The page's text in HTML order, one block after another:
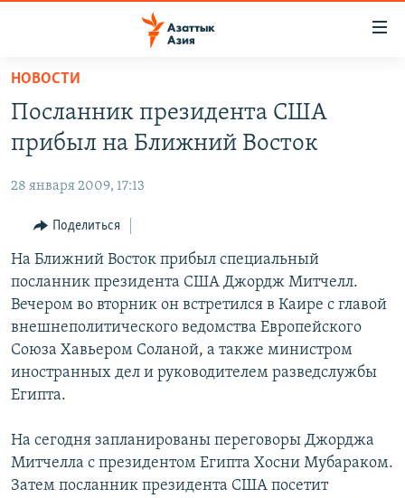
Вернуться
основному
содержанию
Вернутся
навигации
Вернутся
поиску
КАЗАХСТАН
УЗБЕКИСТАН
ТАДЖИКИСТАН
НОВОСТИ
ВОЙНА В УКРАИНЕ
НА ДРУГИХ ЯЗЫКАХ
ҚАЗАҚША
КЫРГЫЗЧА
ТОҶИКӢ
TÜRKMENÇE
Все сайты РСЕ/РС
НОВОСТИ
Посланник президента США
прибыл на Ближний Восток
28 января 2009, 17:13
Поделиться
На Ближний Восток прибыл специальный
посланник президента США Джордж Митчелл.
Вечером во вторник он встретился в Каире с главой
внешнеполитического ведомства Европейского
Союза Хавьером Соланой, а также министром
иностранных дел и руководителем разведслужбы
Египта.
На сегодня запланированы переговоры Джорджа
Митчелла с президентом Египта Хосни Мубараком.
Затем посланник президента США посетит